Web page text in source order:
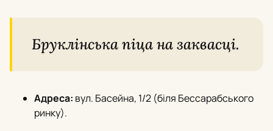
Бруклінська піца на заквасці.
Адреса: вул. Басейна, 1/2 (біля Бессарабського
ринку).